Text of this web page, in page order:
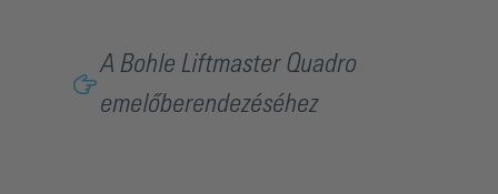
A Bohle Liftmaster Quadro
emelőberendezéséhez